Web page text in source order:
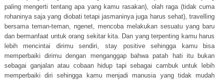
paling mengerti tentang apa yang kamu rasakan), olah raga (tidak cuma
rohaninya saja yang diobati tetapi jasmaninya juga harus sehat), travelling
bersama teman-teman, ngenet, mencoba melakukan sesuatu yang baru
dan bermanfaat untuk orang sekitar kita. Dan yang terpenting kamu harus
lebih mencintai dirimu sendiri, stay positive sehingga kamu bisa
memperbaiki dirimu dengan menganggap bahwa patah hati itu bukan
sebagai ganjalan atau cobaan hidup tapi sebagai cambuk untuk lebih
memperbaiki diri sehingga kamu menjadi manusia yang tidak mudah